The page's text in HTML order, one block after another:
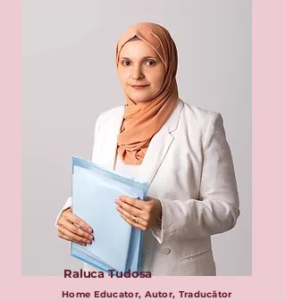
Raluca Tudosa
Home Educator, Autor, Traducător